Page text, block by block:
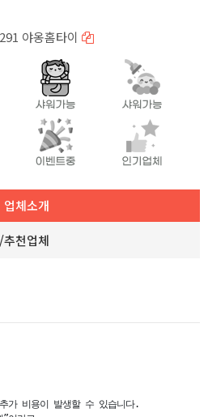
야옹홈타이
업체소개
천업체
가 비용이 발생할 수 있습니다.